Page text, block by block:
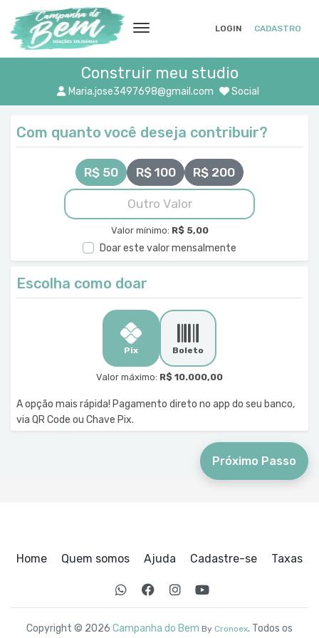
LOGIN CADASTRO
Construir meu studio
Maria.jose3497698@gmail.com Social
Com quanto você deseja contribuir?
R$ 50 R$ 100 R$ 200
Valor mínimo: R$ 5,00
Doar este valor mensalmente
Escolha como doar
Pix Boleto
Valor máximo: R$ 10.000,00
A opção mais rápida! Pagamento direto no app do seu banco,
via QR Code ou Chave Pix.
Próximo Passo
Home Quem somos Ajuda Cadastre-se Taxas
Copyright © 2026 Campanha do Bem By Cronoex. Todos os